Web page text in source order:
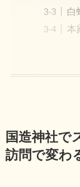
白
本
国造神社で
訪問で変わ